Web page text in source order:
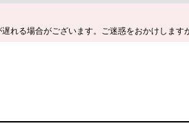
れる場合がございます。ご迷惑をおかけします